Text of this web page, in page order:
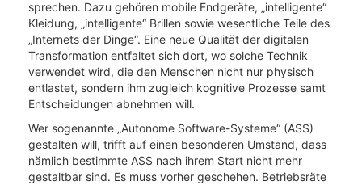
sprechen. Dazu gehören mobile Endgeräte, „intelligente“
Kleidung, „intelligente“ Brillen sowie wesentliche Teile des
„Internets der Dinge“. Eine neue Qualität der digitalen
Transformation entfaltet sich dort, wo solche Technik
verwendet wird, die den Menschen nicht nur physisch
entlastet, sondern ihm zugleich kognitive Prozesse samt
Entscheidungen abnehmen will.
Wer sogenannte „Autonome Software-Systeme“ (ASS)
gestalten will, trifft auf einen besonderen Umstand, dass
nämlich bestimmte ASS nach ihrem Start nicht mehr
gestaltbar sind. Es muss vorher geschehen. Betriebsräte